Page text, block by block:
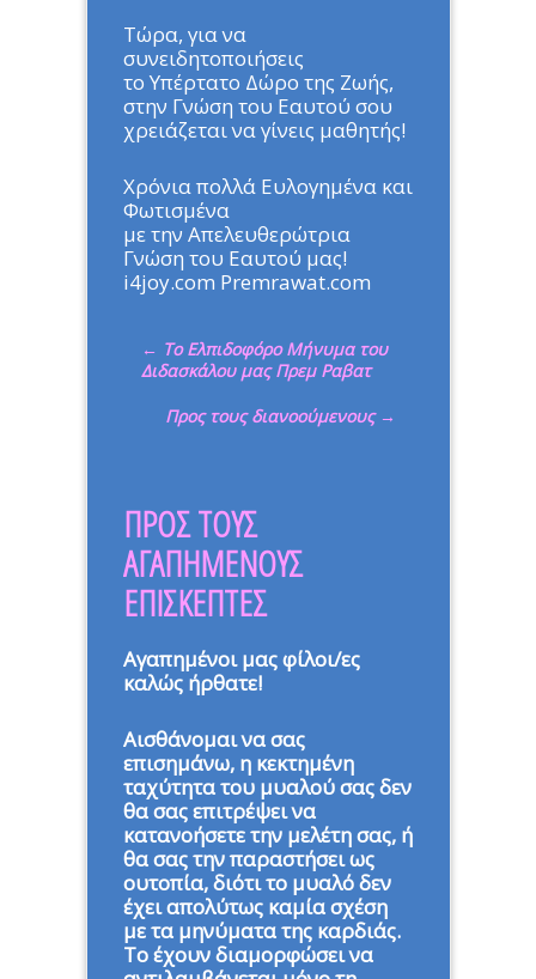
Τώρα, για να
συνειδητοποιήσεις
το Υπέρτατο Δώρο της Ζωής,
στην Γνώση του Εαυτού σου
χρειάζεται να γίνεις μαθητής!
Χρόνια πολλά Ευλογημένα και
Φωτισμένα
με την Απελευθερώτρια
Γνώση του Εαυτού μας!
i4joy.com Premrawat.com
← Το Ελπιδοφόρο Μήνυμα του
Διδασκάλου μας Πρεμ Ραβατ
Προς τους διανοούμενους →
ΠΡΟΣ ΤΟΥΣ
ΑΓΑΠΗΜΕΝΟΥΣ
ΕΠΙΣΚΕΠΤΕΣ
Αγαπημένοι μας φίλοι/ες
καλώς ήρθατε!
Αισθάνομαι να σας
επισημάνω, η κεκτημένη
ταχύτητα του μυαλού σας δεν
θα σας επιτρέψει να
κατανοήσετε την μελέτη σας, ή
θα σας την παραστήσει ως
ουτοπία, διότι το μυαλό δεν
έχει απολύτως καμία σχέση
με τα μηνύματα της καρδιάς.
Το έχουν διαμορφώσει να